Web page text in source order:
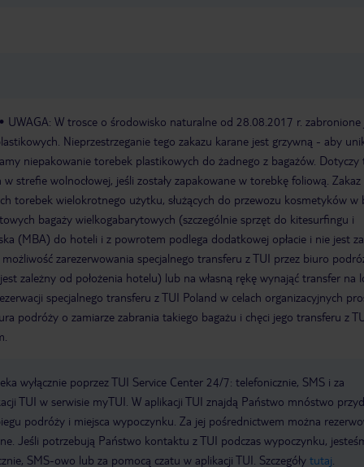
UWAGA: W trosce o środowisko naturalne od 28.08.2017 r. zabronione
Nieprzestrzeganie tego zakazu karane jest grzywną - aby
niepakowanie torebek plastikowych do żadnego z bagażów. Dotyczy
strefie wolnocłowej, jeśli zostały zapakowane w torebkę foliową. Zakaz
torebek wielokrotnego użytku, służących do przewozu kosmetyków w
bagaży wielkogabarytowych (szczególnie sprzęt do kitesurfingu i
(MBA) do hoteli i z powrotem podlega dodatkowej opłacie i nie jest
zarezerwowania specjalnego transferu z TUI przez biuro
zależny od położenia hotelu) lub na własną rękę wynająć transfer na
specjalnego transferu z TUI Poland w celach organizacyjnych
podróży o zamiarze zabrania takiego bagażu i chęci jego transferu z
wyłącznie poprzez TUI Service Center 24/7: telefonicznie, SMS i za
TUI w serwisie myTUI. W aplikacji TUI znajdą Państwo mnóstwo
podróży i miejsca wypoczynku. Za jej pośrednictwem można
Jeśli potrzebują Państwo kontaktu z TUI podczas wypoczynku,
SMS-owo lub za pomocą czatu w aplikacji TUI. Szczegóły tutaj